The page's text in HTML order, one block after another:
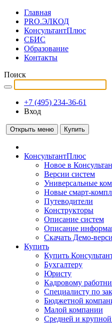
Главная
PRO.ЭЛКОД
КонсультантПлюс
СБИС
Образование
Контакты
Поиск
+7 (495) 234-36-61
Вход
Открыть меню Купить
КонсультантПлюс
Новое в
Версии систем
Универсальные
Новые смарт-
Путеводители
Конструкторы
Описание систем
Описание
Скачать Демо-
Купить
Купить
Бухгалтеру
Юристу
Кадровому
Специалисту по
Бюджетной
Малой компании
Средней и